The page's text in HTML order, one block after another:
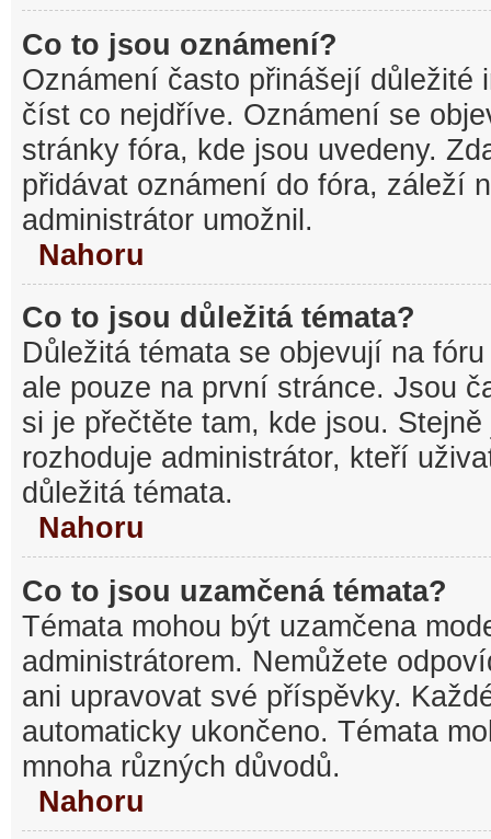
Co to jsou oznámení?
Oznámení často přinášejí důležité
číst co nejdříve. Oznámení se
stránky fóra, kde jsou uvedeny.
přidávat oznámení do fóra, záleží
administrátor umožnil.
Nahoru
Co to jsou důležitá témata?
Důležitá témata se objevují na
ale pouze na první stránce. Jsou
si je přečtěte tam, kde jsou.
rozhoduje administrátor, kteří
důležitá témata.
Nahoru
Co to jsou uzamčená témata?
Témata mohou být uzamčena
administrátorem. Nemůžete
ani upravovat své příspěvky.
automaticky ukončeno. Témata
mnoha různých důvodů.
Nahoru